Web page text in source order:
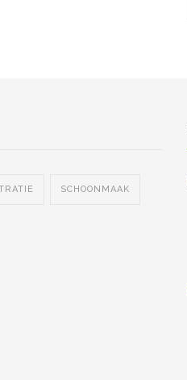
SCHOONMAAK